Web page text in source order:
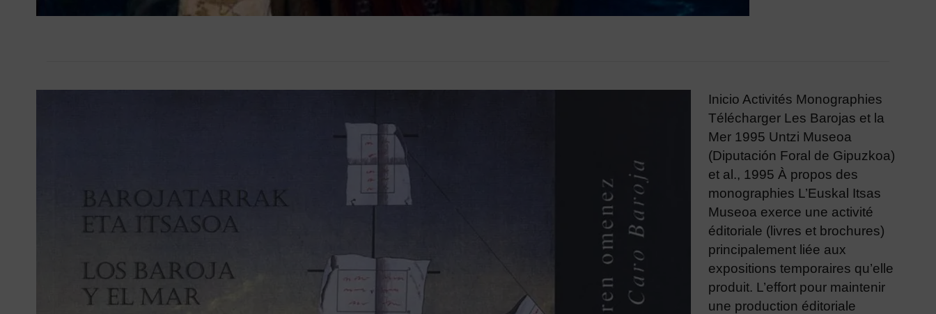
Inicio Activités Monographies
Télécharger Les Barojas et la
Mer 1995 Untzi Museoa
(Diputación Foral de Gipuzkoa)
et al., 1995 À propos des
monographies L’Euskal Itsas
Museoa exerce une activité
éditoriale (livres et brochures)
principalement liée aux
expositions temporaires qu’elle
produit. L’effort pour maintenir
une production éditoriale